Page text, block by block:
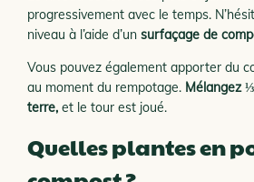
progressivement avec le temps.
niveau à l’aide d’un surfaçage de
Vous pouvez également apporter du
au moment du rempotage. Mélangez
terre, et le tour est joué.
Quelles plantes en